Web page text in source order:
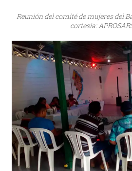
Reunión del comité de mujeres del
cortesía: